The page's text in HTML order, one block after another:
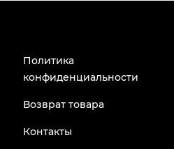
Политика
конфиденциальности
Возврат товара
Контакты